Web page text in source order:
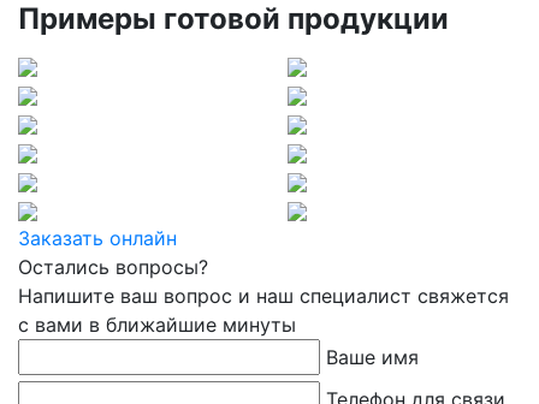
Примеры готовой продукции
Заказать онлайн
Остались вопросы?
Напишите ваш вопрос и наш специалист свяжется
с вами в ближайшие минуты
Ваше имя
Телефон для связи